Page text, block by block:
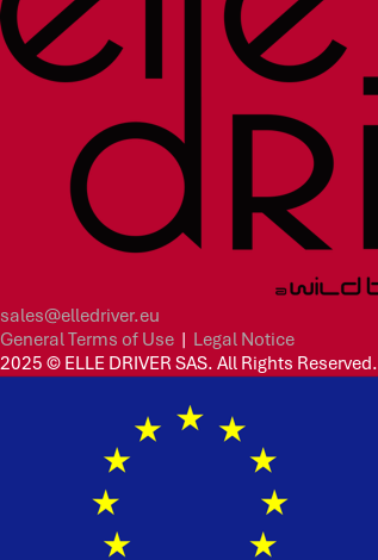
sales@elledriver.eu
General Terms of Use | Legal Notice
2025 © ELLE DRIVER SAS. All Rights Reserved.